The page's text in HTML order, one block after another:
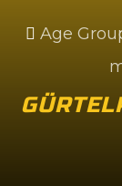
Age